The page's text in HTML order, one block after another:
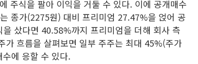
주식을 팔아 이익을 거둘 수 있다. 이에 공개매수
종가(2275원) 대비 프리미엄 27.47%을 얹어 공
샀다면 40.58%까지 프리미엄을 더해 회사 측
가 흐름을 살펴보면 일부 주주는 최대 45%(주가
에 응할 수 있다.